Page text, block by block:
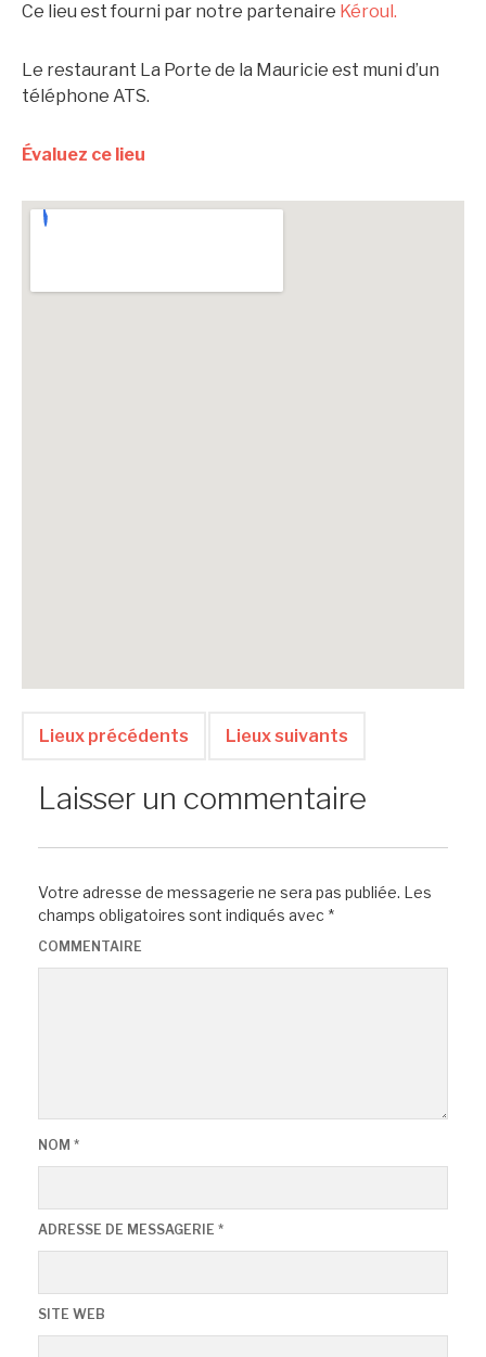
Ce lieu est fourni par notre partenaire Kéroul.
Le restaurant La Porte de la Mauricie est muni d’un
téléphone ATS.
Évaluez ce lieu
Lieux précédents Lieux suivants
Laisser un commentaire
Votre adresse de messagerie ne sera pas publiée. Les
champs obligatoires sont indiqués avec *
COMMENTAIRE
NOM *
ADRESSE DE MESSAGERIE *
SITE WEB